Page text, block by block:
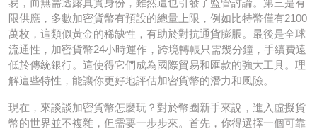
易，而無需透露真實身份，雖然這也引發了監管討論。第三是有
限供應，多數加密貨幣有預設的總量上限，例如比特幣僅有2100
萬枚，這類似黃金的稀缺性，有助於對抗通貨膨脹。最後是全球
流通性，加密貨幣24小時運作，跨境轉帳只需幾分鐘，手續費遠
低於傳統銀行。這使得它們成為國際貿易和匯款的強大工具。理
解這些特性，能讓你更好地評估加密貨幣的潛力和風險。
現在，來談談加密貨幣怎麼玩？對於幣圈新手來說，進入虛擬貨
幣的世界並不複雜，但需要一步步來。首先，你得選擇一個可靠